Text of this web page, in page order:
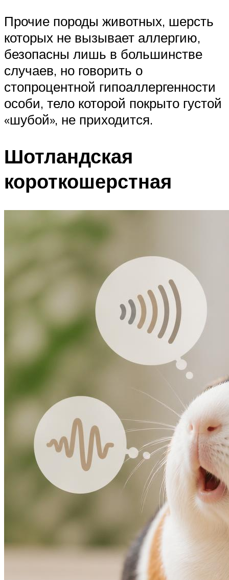
Прочие породы животных, шерсть
которых не вызывает аллергию,
безопасны лишь в большинстве
случаев, но говорить о
стопроцентной гипоаллергенности
особи, тело которой покрыто густой
«шубой», не приходится.
Шотландская
короткошерстная